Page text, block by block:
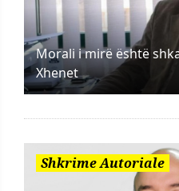
Morali i mirë është
Xhenet
Shkrime Autoriale